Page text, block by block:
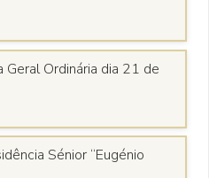
Ordinária dia 21 de
Sénior “Eugénio